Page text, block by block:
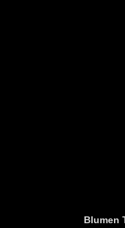
Blumen